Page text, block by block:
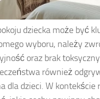
dziecka może być
wyboru, należy
oraz brak
również
dla dzieci. W kontekście